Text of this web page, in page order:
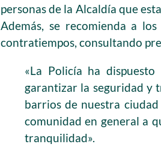
personas de la Alcaldía que
Además, se recomienda a
contratiempos, consultando
«La Policía ha
garantizar la seguridad y
barrios de nuestra
comunidad en general a
tranquilidad».